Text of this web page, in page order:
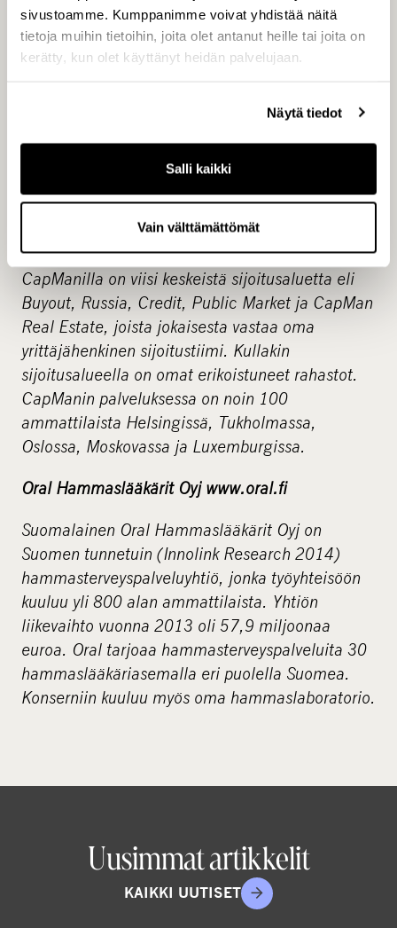
sivustoamme. Kumppanimme voivat yhdistää näitä
tietoja muihin tietoihin, joita olet antanut heille tai joita on
kerätty, kun olet käyttänyt heidän palvelujaan.
Näytä tiedot
Salli kaikki
Vain välttämättömät
Ruotsissa ja jolla on 24 vuoden kokemus
pääomasijoitusalalta. Tiimi on tehnyt yhteensä
78 sijoitusta ja irtautunut 58 yrityksestä vuodesta
Buyout X, on tällä hetkellä aktiivisessa
sijoitusvaiheessa.
on yksi Pohjoismaiden ja Venäjän johtavia
pääomasijoittajia, ja jonka hallinnoimissa
rahastoissa on noin 3,1 miljardin euron pääomat.
CapManilla on viisi keskeistä sijoitusaluetta eli
Buyout, Russia, Credit, Public Market ja CapMan
Real Estate, joista jokaisesta vastaa oma
yrittäjähenkinen sijoitustiimi. Kullakin
sijoitusalueella on omat erikoistuneet rahastot.
CapManin palveluksessa on noin 100
ammattilaista Helsingissä, Tukholmassa,
Oslossa, Moskovassa ja Luxemburgissa.
Oral Hammaslääkärit Oyj www.oral.fi
Suomalainen Oral Hammaslääkärit Oyj on
Suomen tunnetuin (Innolink Research 2014)
hammasterveyspalveluyhtiö, jonka työyhteisöön
kuuluu yli 800 alan ammattilaista. Yhtiön
liikevaihto vuonna 2013 oli 57,9 miljoonaa
euroa. Oral tarjoaa hammasterveyspalveluita 30
hammaslääkäriasemalla eri puolella Suomea.
Konserniin kuuluu myös oma hammaslaboratorio.
Uusimmat artikkelit
KAIKKI UUTISET